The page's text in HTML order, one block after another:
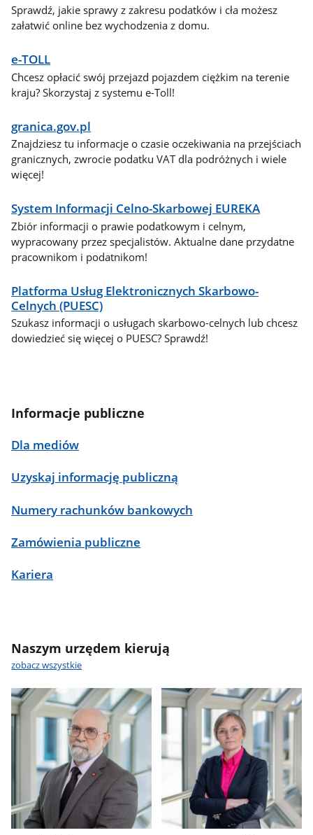
Sprawdź, jakie sprawy z zakresu podatków i cła możesz
załatwić online bez wychodzenia z domu.
e-TOLL
Chcesz opłacić swój przejazd pojazdem ciężkim na terenie
kraju? Skorzystaj z systemu e-Toll!
granica.gov.pl
Znajdziesz tu informacje o czasie oczekiwania na przejściach
granicznych, zwrocie podatku VAT dla podróżnych i wiele
więcej!
System Informacji Celno-Skarbowej EUREKA
Zbiór informacji o prawie podatkowym i celnym,
wypracowany przez specjalistów. Aktualne dane przydatne
pracownikom i podatnikom!
Platforma Usług Elektronicznych Skarbowo-
Celnych (PUESC)
Szukasz informacji o usługach skarbowo-celnych lub chcesz
dowiedzieć się więcej o PUESC? Sprawdź!
Informacje publiczne
Dla mediów
Uzyskaj informację publiczną
Numery rachunków bankowych
Zamówienia publiczne
Kariera
Naszym urzędem kierują
zobacz wszystkie